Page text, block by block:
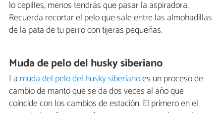
lo cepilles, menos tendrás que pasar la aspiradora.
Recuerda recortar el pelo que sale entre las almohadillas
de la pata de tu perro con tijeras pequeñas.
Muda de pelo del husky siberiano
La muda del pelo del husky siberianoes un proceso de
cambio de manto que se da dos veces al año que
coincide con los cambios de estación. El primero en el